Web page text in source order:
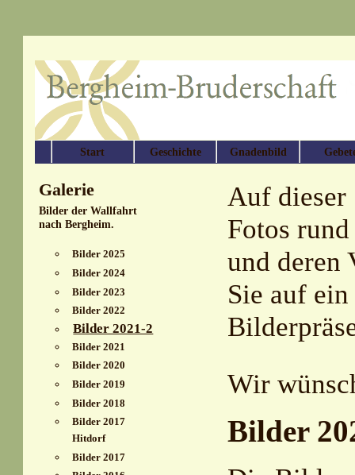
Start Geschichte Gnadenbild
Galerie
Bilder der Wallfahrt
nach Bergheim.
Bilder 2025
Bilder 2024
Bilder 2023
Bilder 2022
Bilder 2021-2
Bilder 2021
Bilder 2020
Bilder 2019
Bilder 2018
Bilder 2017
Hitdorf
Bilder 2017
Auf dieser
Fotos
und deren
Sie auf
Wir
Bilder